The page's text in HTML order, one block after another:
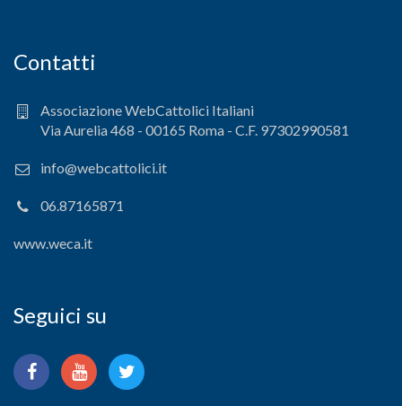
Contatti
Associazione WebCattolici Italiani
Via Aurelia 468 - 00165 Roma - C.F. 97302990581
info@webcattolici.it
06.87165871
www.weca.it
Seguici su